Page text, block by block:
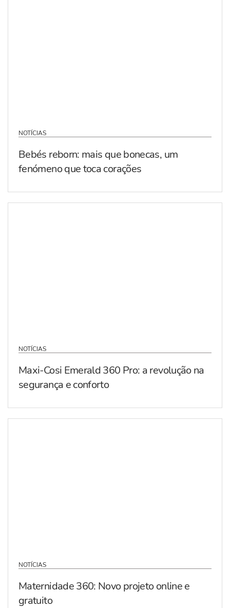
NOTÍCIAS
Bebés reborn: mais que bonecas, um
fenómeno que toca corações
NOTÍCIAS
Maxi-Cosi Emerald 360 Pro: a revolução na
segurança e conforto
NOTÍCIAS
Maternidade 360: Novo projeto online e
gratuito